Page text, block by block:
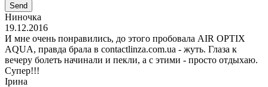
Send
Ниночка
19.12.2016
И мне очень понравились, до этого пробовала AIR OPTIX
AQUA, правда брала в contactlinza.com.ua - жуть. Глаза к
вечеру болеть начинали и пекли, а с этими - просто отдыхаю.
Супер!!!
Ірина